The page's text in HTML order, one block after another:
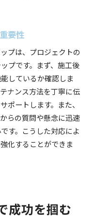
要性
プは、プロジェクトの
プです。まず、施工後
しているか確認しま
ナンス方法を丁寧に伝
ポートします。また、
らの質問や懸念に迅速
す。こうした対応によ
化することができま
成功を掴む